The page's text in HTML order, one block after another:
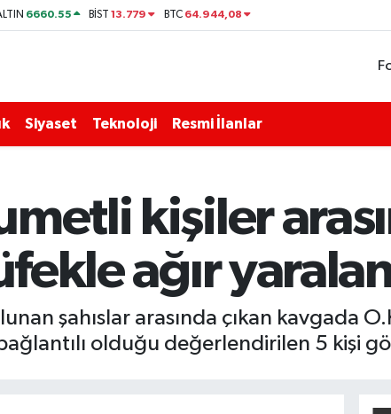
6660.55 BİST13.779 BTC 64.944,08
Siyaset Teknoloji Resmi İlanlar
kişiler
ağır
şahıslar arasında çıkan kavgada
olduğu değerlendirilen 5 kişi